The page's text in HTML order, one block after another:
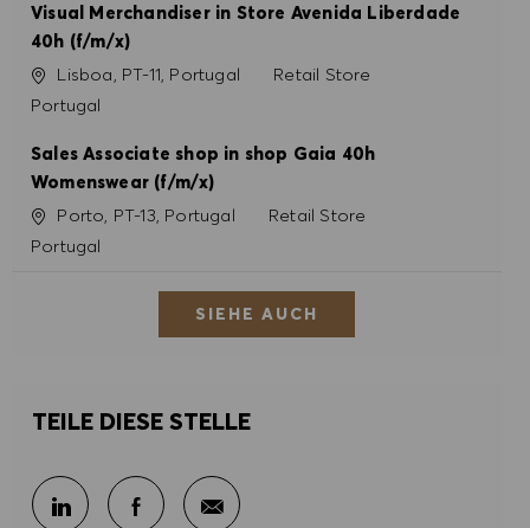
Visual Merchandiser in Store Avenida Liberdade
40h (f/m/x)
Ort Lisboa, PT-11, Portugal Kategorie
Retail Store
Portugal
Sales Associate shop in shop Gaia 40h
Womenswear (f/m/x)
Ort Porto, PT-13, Portugal Kategorie
Retail Store
Portugal
SIEHE AUCH
TEILE DIESE STELLE
Über LinkedIn teilen
Über Facebook teilen
Per E-Mail teilen